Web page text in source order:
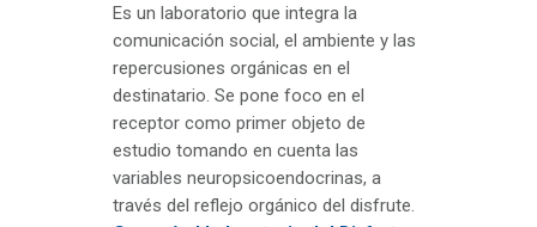
Es un laboratorio que integra la
comunicación social, el ambiente y las
repercusiones orgánicas en el
destinatario. Se pone foco en el
receptor como primer objeto de
estudio tomando en cuenta las
variables neuropsicoendocrinas, a
través del reflejo orgánico del disfrute.